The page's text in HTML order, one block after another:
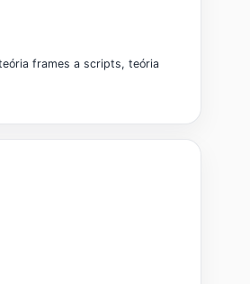
frames a scripts, teória